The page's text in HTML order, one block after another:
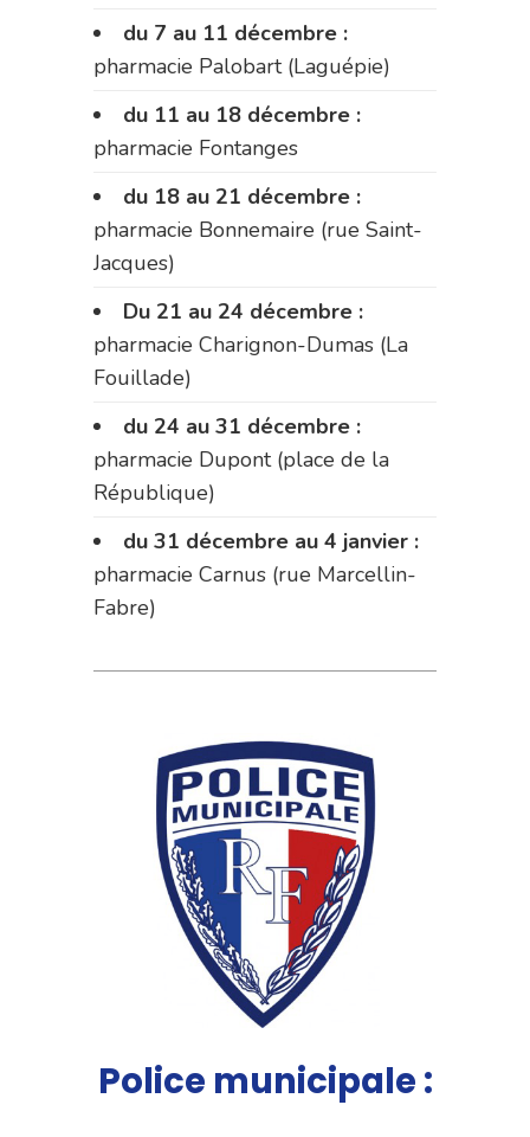
du 7 au 11 décembre :
pharmacie Palobart (Laguépie)
du 11 au 18 décembre :
pharmacie Fontanges
du 18 au 21 décembre :
pharmacie Bonnemaire (rue Saint-
Jacques)
Du 21 au 24 décembre :
pharmacie Charignon-Dumas (La
Fouillade)
du 24 au 31 décembre :
pharmacie Dupont (place de la
République)
du 31 décembre au 4 janvier :
pharmacie Carnus (rue Marcellin-
Fabre)
Police municipale :